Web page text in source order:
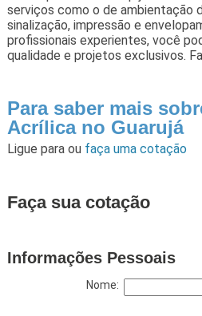
serviços como o de ambientação
sinalização, impressão e
profissionais experientes, você
qualidade e projetos exclusivos.
Para saber mais
Acrílica no Guarujá
Ligue para ou faça uma cotação
Faça sua cotação
Informações Pessoais
Nome: